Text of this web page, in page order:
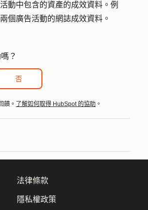
動中包含的資產的成效資料。例
個廣告活動的網誌成效資料。
？
否
饋。 了解如何取得 HubSpot 的協助 。
法律條款
隱私權政策